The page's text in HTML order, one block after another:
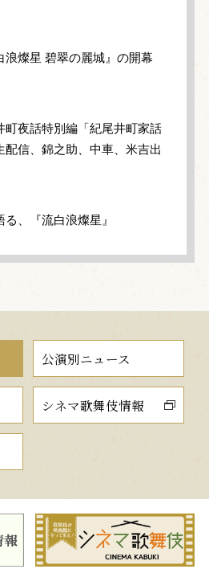
浪燦星 碧翠の麗城』の開幕
町夜話特別編「紀尾井町家話
配信、錦之助、中車、米吉出
、『流白浪燦星』
公演別ニュース
シネマ歌舞伎情報